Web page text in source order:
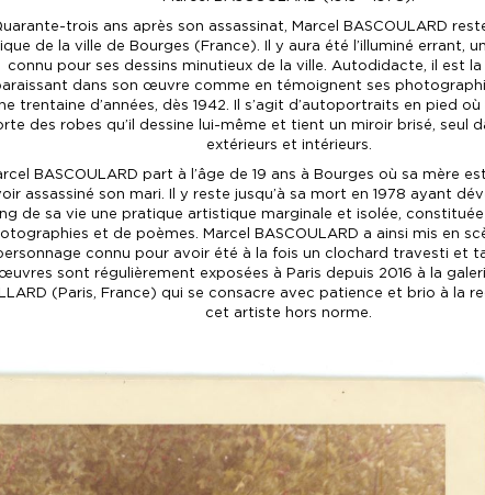
trois ans après son assassinat, Marcel BASCOULARD
de la ville de Bourges (France). Il y aura été l’illuminé errant,
connu pour ses dessins minutieux de la ville. Autodidacte, il est la
dans son œuvre comme en témoignent ses
trentaine d’années, dès 1942. Il s’agit d’autoportraits en pied où
des robes qu’il dessine lui-même et tient un miroir brisé, seul
extérieurs et intérieurs.
BASCOULARD part à l’âge de 19 ans à Bourges où sa mère
assassiné son mari. Il y reste jusqu’à sa mort en 1978 ayant
de sa vie une pratique artistique marginale et isolée,
et de poèmes. Marcel BASCOULARD a ainsi mis en
connu pour avoir été à la fois un clochard travesti et
œuvres sont régulièrement exposées à Paris depuis 2016 à la
(Paris, France) qui se consacre avec patience et brio à la
cet artiste hors norme.